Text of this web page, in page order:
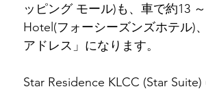
ッピング モール)も、車で約13
Hotel(フォーシーズンズホテル)
アドレス」になります。
Star Residence KLCC (Star